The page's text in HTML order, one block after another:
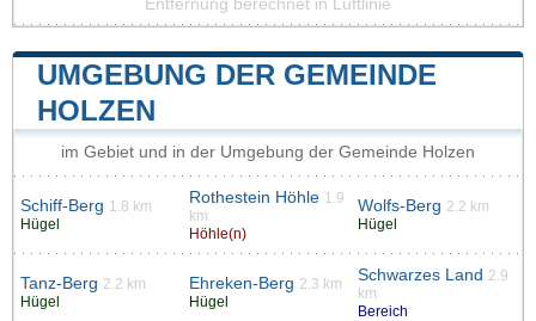
Entfernung berechnet in Luftlinie
UMGEBUNG DER GEMEINDE
HOLZEN
im Gebiet und in der Umgebung der Gemeinde Holzen
Schiff-Berg 1.8 km
Hügel
Rothestein Höhle 1.9
km
Höhle(n)
Wolfs-Berg 2.2 km
Hügel
Tanz-Berg 2.2 km
Hügel
Ehreken-Berg 2.3 km
Hügel
Schwarzes Land 2.9
km
Bereich